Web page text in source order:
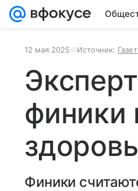
12 мая 2025 Источник:
финики
Финики